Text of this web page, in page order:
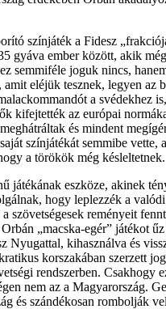
színjáték a Fidesz
gyáva ember között, akik
semmiféle joguk nincs,
amit eléjük tesznek, legyen az
a svédekhez
kifejtették az európai
és mindent
színjátékát semmibe vette,
a törökök még késleltetnek.
játékának eszköze, akinek
hogy leplezzék a
szövetségesek reményeit
„macska-egér” játékot
Nyugattal, kihasználva és
korszakában szerzett
rendszerben. Csakhogy
nem az a Magyarország.
és szándékosan rombolják